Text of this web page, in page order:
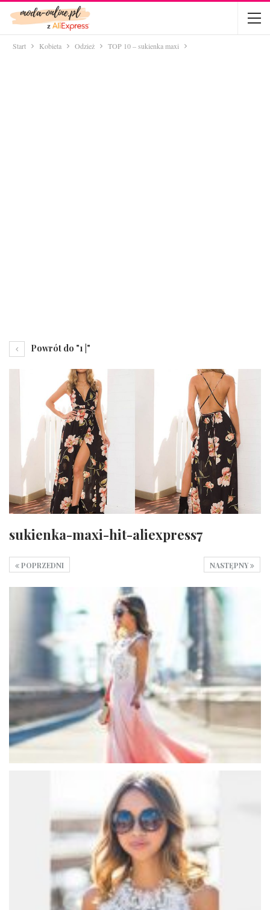
Start Kobieta Odzież TOP 10 – sukienka maxi
Powrót do "1 |"
sukienka-maxi-hit-aliexpress7
NASTĘPNY
POPRZEDNI